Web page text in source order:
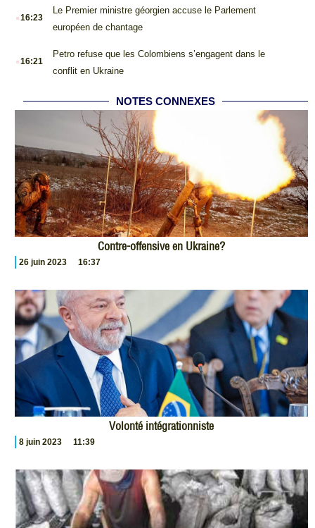
.16:23
Le Premier ministre géorgien accuse le Parlement
européen de chantage
.16:21
Petro refuse que les Colombiens s’engagent dans le
conflit en Ukraine
NOTES CONNEXES
Contre-offensive en Ukraine?
26 juin 2023 16:37
Volonté intégrationniste
8 juin 2023 11:39